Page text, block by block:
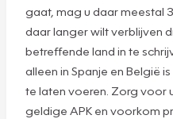
gaat, mag u daar meestal
daar langer wilt verblijven
betreffende land in te
alleen in Spanje en België
te laten voeren. Zorg voor
geldige APK en voorkom